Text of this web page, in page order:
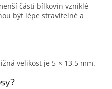
části bílkovin vzniklé
být lépe stravitelné a
velikost je 5 × 13,5 mm.